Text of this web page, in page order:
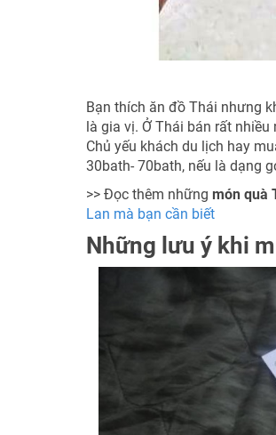
Bạn thích ăn đồ Thái nhưng
là gia vị. Ở Thái bán rất
Chủ yếu khách du lịch hay
30bath- 70bath, nếu là dạng
>> Đọc thêm những món quà
Lan mà bạn cần biết
Những lưu ý khi